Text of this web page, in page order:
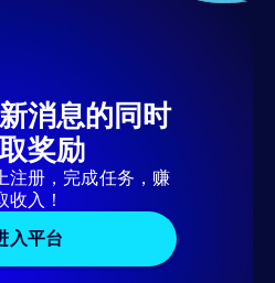
消息的同时
奖励
注册，完成任务，赚
收入！
入平台